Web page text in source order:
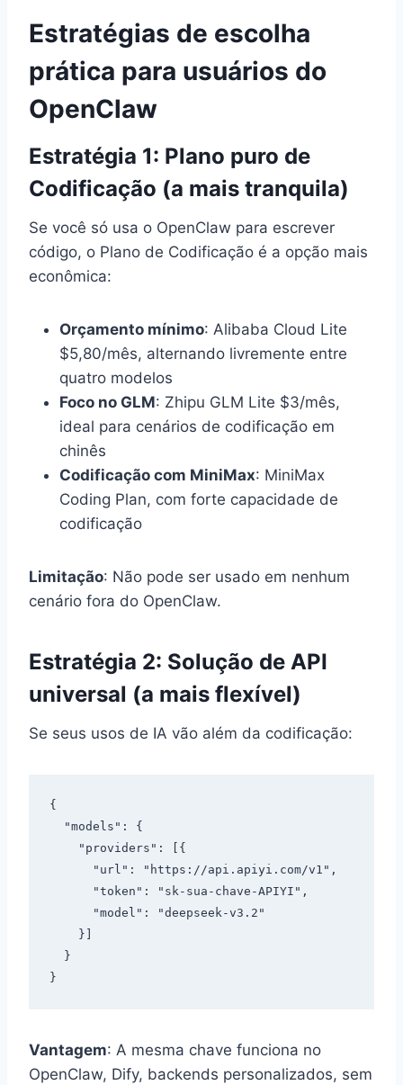
Estratégias de escolha
prática para usuários do
OpenClaw
Estratégia 1: Plano puro de
Codificação (a mais tranquila)
Se você só usa o OpenClaw para escrever
código, o Plano de Codificação é a opção mais
econômica:
Orçamento mínimo: Alibaba Cloud Lite
$5,80/mês, alternando livremente entre
quatro modelos
Foco no GLM: Zhipu GLM Lite $3/mês,
ideal para cenários de codificação em
chinês
Codificação com MiniMax: MiniMax
Coding Plan, com forte capacidade de
codificação
Limitação: Não pode ser usado em nenhum
cenário fora do OpenClaw.
Estratégia 2: Solução de API
universal (a mais flexível)
Se seus usos de IA vão além da codificação:
{
Vantagem: A mesma chave funciona no
OpenClaw, Dify, backends personalizados, sem